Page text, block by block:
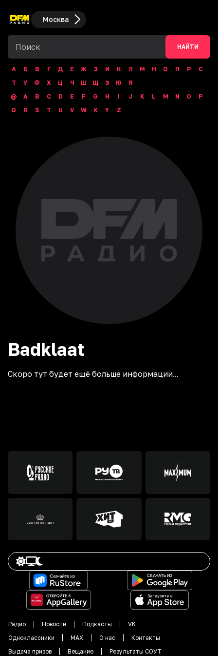
Москва
НАЙТИ
А Б В Г Д Е Ж З И К Л М Н О П Р
С
Т
У Ф Х Ц Ч Ш Щ Э Ю
Я
@
A B C D E F G H I J K L M N O
P
Q
R S T U V W X Y Z
Badklaat
Скоро тут будет ещё больше информации...
Радио Новости Подкасты
VK
Одноклассники
MAX О нас
Контакты
Выдача призов
Вещание Результаты СОУТ